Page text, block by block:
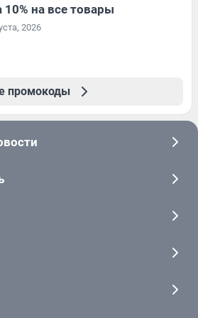
10% на все товары
2026
промокоды